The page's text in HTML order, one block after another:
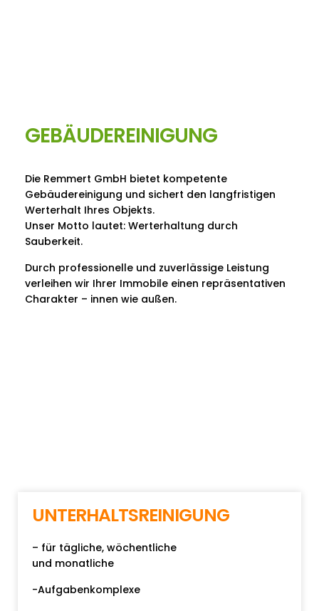
GEBÄUDEREINIGUNG
Die Remmert GmbH bietet kompetente
Gebäudereinigung und sichert den langfristigen
Werterhalt Ihres Objekts.
Unser Motto lautet: Werterhaltung durch
Sauberkeit.
Durch professionelle und zuverlässige Leistung
verleihen wir Ihrer Immobile einen repräsentativen
Charakter – innen wie außen.
UNTERHALTSREINIGUNG
– für tägliche, wöchentliche
und monatliche
-Aufgabenkomplexe